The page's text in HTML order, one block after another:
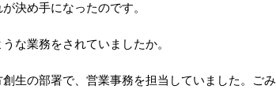
決め手になったのです。
な業務をされていましたか。
生の部署で、営業事務を担当していました。ご